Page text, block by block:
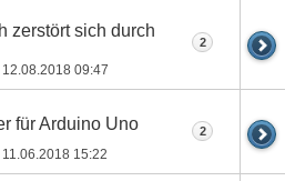
zerstört sich durch
12.08.2018 09:47
2
für Arduino Uno
11.06.2018 15:22
2